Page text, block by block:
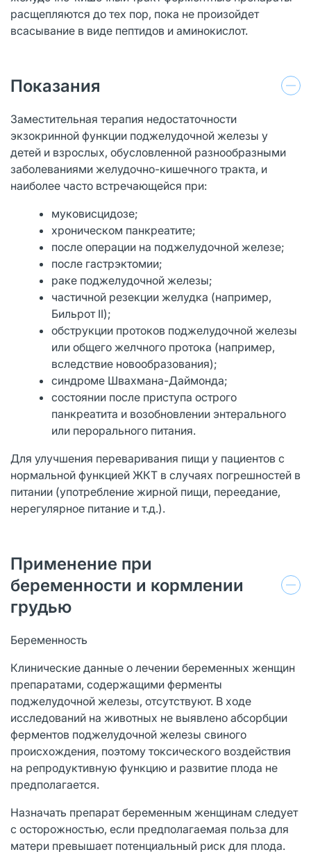
расщепляются до тех пор, пока не произойдет
всасывание в виде пептидов и аминокислот.
Показания
Заместительная терапия недостаточности
экзокринной функции поджелудочной железы у
детей и взрослых, обусловленной разнообразными
заболеваниями желудочно-кишечного тракта, и
наиболее часто встречающейся при:
муковисцидозе;
хроническом панкреатите;
после операции на поджелудочной железе;
после гастрэктомии;
раке поджелудочной железы;
частичной резекции желудка (например,
Бильрот II);
обструкции протоков поджелудочной железы
или общего желчного протока (например,
вследствие новообразования);
синдроме Швахмана-Даймонда;
состоянии после приступа острого
панкреатита и возобновлении энтерального
или перорального питания.
Для улучшения переваривания пищи у пациентов с
нормальной функцией ЖКТ в случаях погрешностей в
питании (употребление жирной пищи, переедание,
нерегулярное питание и т.д.).
Применение при
беременности и кормлении
грудью
Беременность
Клинические данные о лечении беременных женщин
препаратами, содержащими ферменты
поджелудочной железы, отсутствуют. В ходе
исследований на животных не выявлено абсорбции
ферментов поджелудочной железы свиного
происхождения, поэтому токсического воздействия
на репродуктивную функцию и развитие плода не
предполагается.
Назначать препарат беременным женщинам следует
с осторожностью, если предполагаемая польза для
матери превышает потенциальный риск для плода.